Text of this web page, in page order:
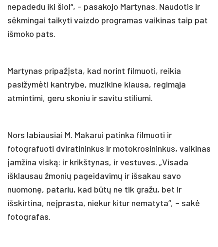
nepadedu iki šiol“, – pasakojo Martynas. Naudotis ir
sėkmingai taikyti vaizdo programas vaikinas taip pat
išmoko pats.
Martynas pripažįsta, kad norint filmuoti, reikia
pasižymėti kantrybe, muzikine klausa, regimąja
atmintimi, geru skoniu ir savitu stiliumi.
Nors labiausiai M. Makarui patinka filmuoti ir
fotografuoti dviratininkus ir motokrosininkus, vaikinas
įamžina viską: ir krikštynas, ir vestuves. „Visada
išklausau žmonių pageidavimų ir išsakau savo
nuomonę, patariu, kad būtų ne tik gražu, bet ir
išskirtina, neįprasta, niekur kitur nematyta“, – sakė
fotografas.